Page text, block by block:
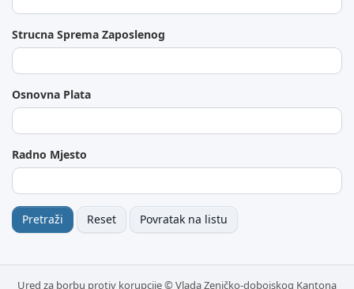
Strucna Sprema Zaposlenog
Osnovna Plata
Radno Mjesto
Pretraži Reset Povratak na listu
Ured za borbu protiv korupcije © Vlada Zeničko-dobojskog Kantona